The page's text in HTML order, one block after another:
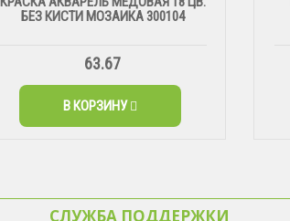
БЕЗ КИСТИ МОЗАИКА 300104
63.67
В КОРЗИНУ
СЛУЖБА ПОДДЕРЖКИ